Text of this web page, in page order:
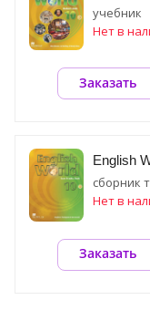
учебник
Нет в
Заказать
English
сборник
Нет в
Заказать